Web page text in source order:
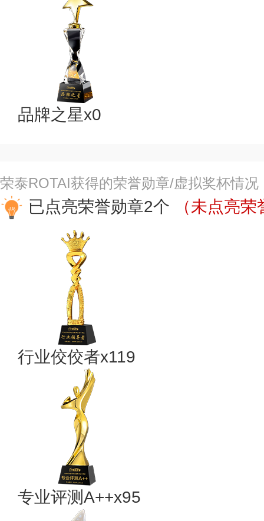
品牌之星x0
荣泰ROTAI获得的荣誉勋章/虚拟奖杯情况
已点亮荣誉勋章2个 （未点亮
行业佼佼者x119
专业​评测A++x95